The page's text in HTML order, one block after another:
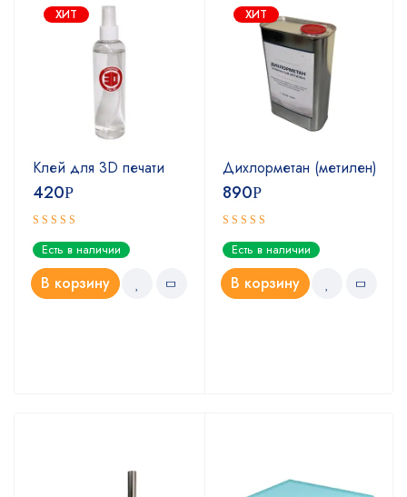
ХИТ
Клей для 3D печати
420Р
Оценка
5.00из 5
Есть в наличии
В корзину
ХИТ
Дихлорметан (метилен)
890Р
Оценка
4.67из 5
Есть в наличии
В корзину